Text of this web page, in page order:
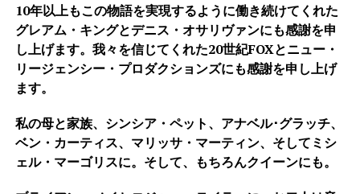
10年以上もこの物語を実現するように働き続けてくれた
グレアム・キングとデニス・オサリヴァンにも感謝を申
し上げます。我々を信じてくれた20世紀FOXとニュー・
リージェンシー・プロダクションズにも感謝を申し上げ
ます。
私の母と家族、シンシア・ペット、アナベル･グラッチ、
ベン・カーティス、マリッサ・マーティン、そしてミシ
ェル・マーゴリスに。そして、もちろんクイーンにも。